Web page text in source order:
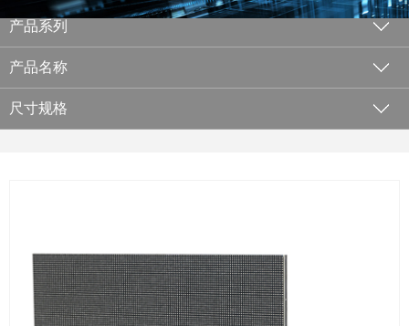
产品系列
产品名称
尺寸规格